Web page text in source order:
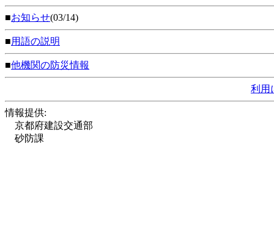
■お知らせ(03/14)
■用語の説明
■他機関の防災情報
利用
情報提供:
京都府建設交通部
砂防課